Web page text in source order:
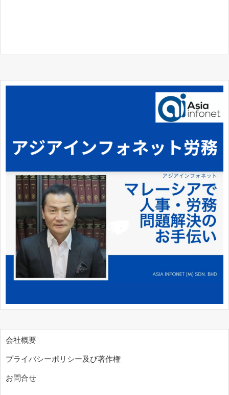
会社概要
プライバシーポリシー及び著作権
お問合せ